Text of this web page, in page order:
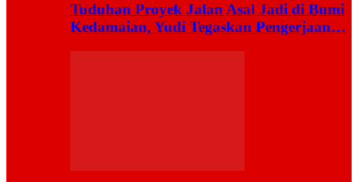
Tuduhan Proyek Jalan Asal Jadi di Bumi
Kedamaian, Yudi Tegaskan Pengerjaan…